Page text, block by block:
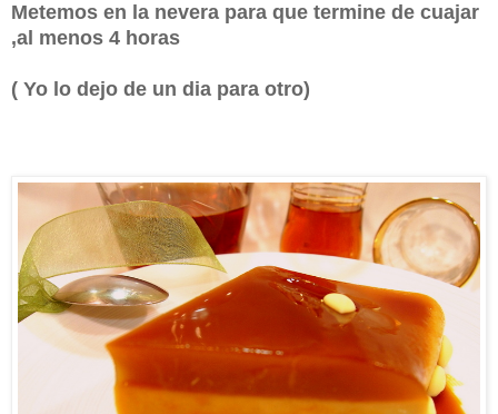
Metemos en la nevera para que termine de cuajar
,al menos 4 horas
( Yo lo dejo de un dia para otro)